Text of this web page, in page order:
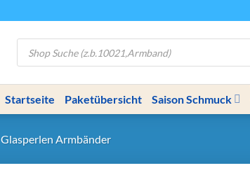
Products
search
Startseite Paketübersicht Saison Schmuck
Glasperlen Armbänder